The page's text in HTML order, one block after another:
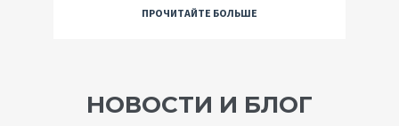
ПРОЧИТАЙТЕ БОЛЬШЕ
НОВОСТИ И БЛОГ